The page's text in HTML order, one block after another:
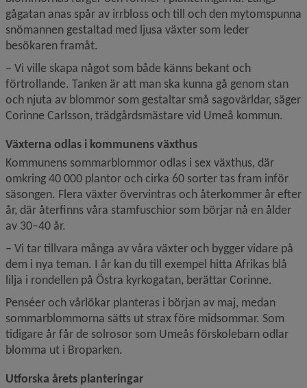
gågatan anas spår av irrbloss och till och den mytomspunna
snömannen gestaltad med ljusa växter som leder
besökaren framåt.
– Vi ville skapa något som både känns bekant och
förtrollande. Tanken är att man ska kunna gå genom stan
och njuta av blommor som gestaltar små sagovärldar, säger
Corinne Carlsson, trädgårdsmästare vid Umeå kommun.
Växterna odlas i kommunens växthus
Kommunens sommarblommor odlas i sex växthus, där
omkring 40 000 plantor och cirka 60 sorter tas fram inför
säsongen. Flera växter övervintras och återkommer år efter
år, där återfinns våra stamfuschior som börjar nå en ålder
av 30–40 år.
– Vi tar tillvara många av våra växter och bygger vidare på
dem i nya teman. I år kan du till exempel hitta Afrikas blå
lilja i rondellen på Östra kyrkogatan, berättar Corinne.
Penséer och vårlökar planteras i början av maj, medan
sommarblommorna sätts ut strax före midsommar. Som
tidigare år får de solrosor som Umeås förskolebarn odlar
blomma ut i Broparken.
Utforska årets planteringar